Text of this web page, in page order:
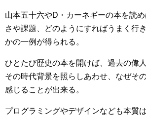
山本五十六やD・カーネギーの本を読
さや課題、どのようにすればうまく行
かの一例が得られる。
ひとたび歴史の本を開けば、過去の偉
その時代背景を照らしあわせ、なぜそ
感じることが出来る。
プログラミングやデザインなども本質は